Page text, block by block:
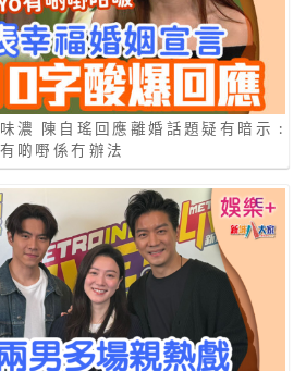
濃 陳自瑤回應離婚話題疑有暗示 :
有啲嘢係冇辦法